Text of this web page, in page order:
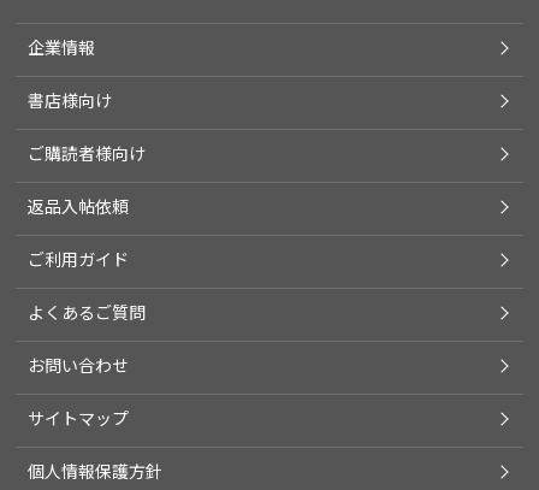
企業情報
書店様向け
ご購読者様向け
返品入帖依頼
ご利用ガイド
よくあるご質問
お問い合わせ
サイトマップ
個人情報保護方針